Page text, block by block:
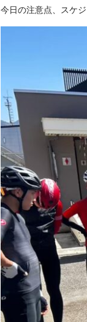
今日の注意点、スケ